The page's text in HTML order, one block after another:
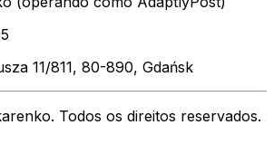
11/811, 80-890, Gdańsk
Todos os direitos reservados.